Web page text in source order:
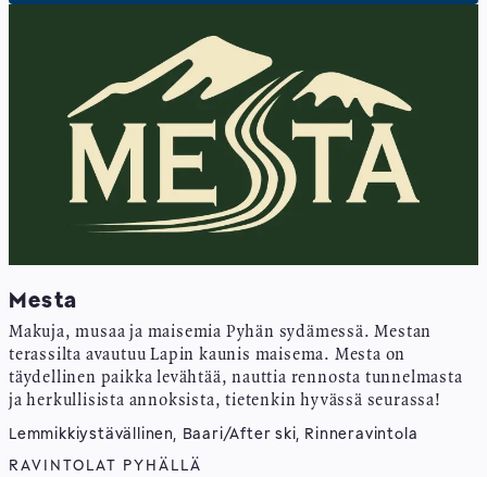
Mesta
Makuja, musaa ja maisemia Pyhän sydämessä. Mestan
terassilta avautuu Lapin kaunis maisema. Mesta on
täydellinen paikka levähtää, nauttia rennosta tunnelmasta
ja herkullisista annoksista, tietenkin hyvässä seurassa!
Lemmikkiystävällinen, Baari/After ski, Rinneravintola
RAVINTOLAT PYHÄLLÄ